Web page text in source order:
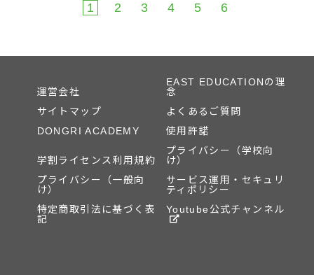
1 2 3 4 5 6
運営会社
EAST EDUCATIONの理
念
サイトマップ
よくあるご質問
DONGRI ACADEMY
使用許諾
学割ライセンス利用規約
プライバシー（学校向
け）
プライバシー（一般向
け）
サービス運用・セキュリ
ティポリシー
特定商取引法に基づく表
記
Youtube公式チャンネル